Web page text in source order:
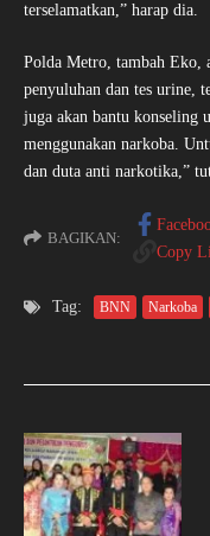
terselamatkan,” harap dia.
Polda Metro, tambah Eko,
penyuluhan dan tes urine,
juga akan bantu konseling
menggunakan narkoba.
dan duta anti narkotika,”
BAGIKAN:
Copy
Tag: BNN Narkoba